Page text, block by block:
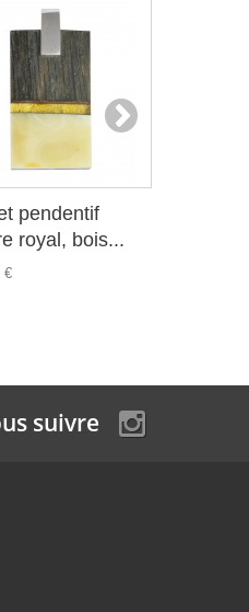
pendentif
royal, bois...
€
suivre